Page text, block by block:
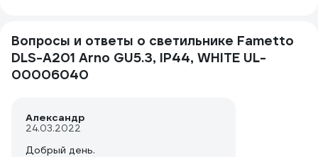
Вопросы и ответы о светильнике Fametto
DLS-A201 Arno GU5.3, IP44, WHITE UL-
00006040
Александр
24.03.2022
Добрый день.